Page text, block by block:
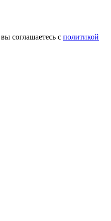
соглашаетесь с политикой